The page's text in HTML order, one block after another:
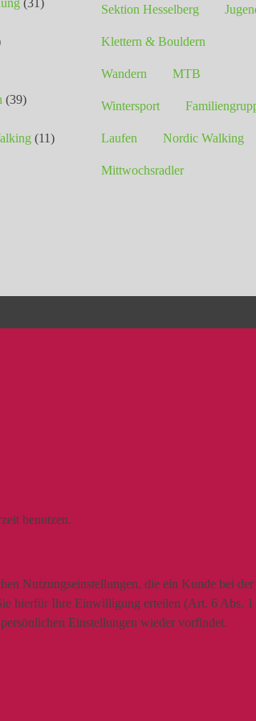
(39)
(11)
Sektion Hesselberg
Klettern & Bouldern
Wandern MTB
Wintersport
Laufen Nordic Walking
Mittwochsradler
benutzen.
Nutzungseinstellungen, die ein Kunde bei
hierfür Ihre Einwilligung erteilen (Art. 6
Einstellungen wieder vorfindet.